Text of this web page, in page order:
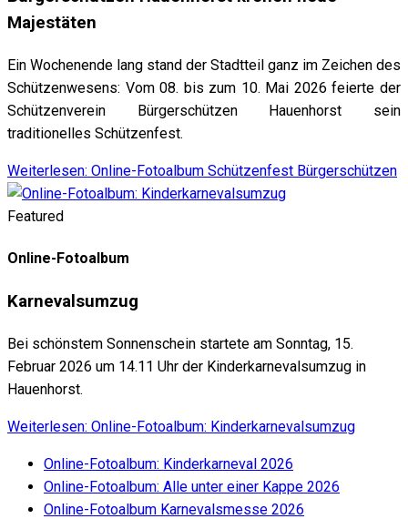
Majestäten
Ein Wochenende lang stand der Stadtteil ganz im Zeichen des
Schützenwesens: Vom 08. bis zum 10. Mai 2026 feierte der
Schützenverein Bürgerschützen Hauenhorst sein
traditionelles Schützenfest.
Weiterlesen: Online-Fotoalbum Schützenfest Bürgerschützen
Featured
Online-Fotoalbum
Karnevalsumzug
Bei schönstem Sonnenschein startete am Sonntag, 15.
Februar 2026 um 14.11 Uhr der Kinderkarnevalsumzug in
Hauenhorst.
Weiterlesen: Online-Fotoalbum: Kinderkarnevalsumzug
Online-Fotoalbum: Kinderkarneval 2026
Online-Fotoalbum: Alle unter einer Kappe 2026
Online-Fotoalbum Karnevalsmesse 2026